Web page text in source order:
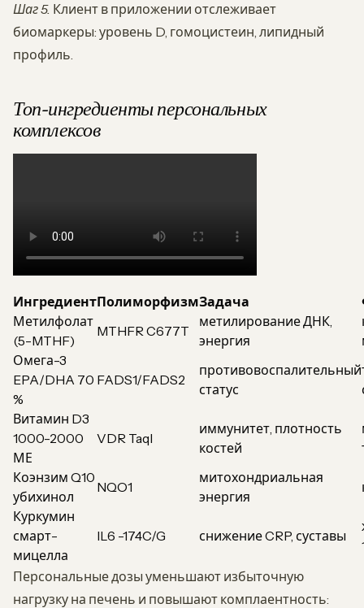
Шаг 5. Клиент в приложении отслеживает
биомаркеры: уровень D, гомоцистеин, липидный
профиль.
Топ-ингредиенты персональных
комплексов
ИнгредиентПолиморфизмЗадача
Метилфолат
(5-MTHF)
MTHFR C677T
метилирование ДНК,
энергия
Омега-3
EPA/DHA 70
%
FADS1/FADS2
противовоспалительный
статус
Витамин D3
1000-2000
МЕ
VDR TaqI
иммунитет, плотность
костей
Коэнзим Q10
убихинол
NQO1
митохондриальная
энергия
Куркумин
смарт-
мицелла
IL6 -174C/G снижение CRP, суставы
Персональные дозы уменьшают избыточную
нагрузку на печень и повышают комплаентность: